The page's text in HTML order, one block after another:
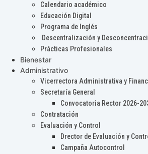
Calendario académico
Educación Digital
Programa de Inglés
Descentralización y
Prácticas Profesionales
Bienestar
Administrativo
Vicerrectora Administrativa y
Secretaría General
Convocatoria Rector 2026-
Contratación
Evaluación y Control
Drector de Evaluación y
Campaña Autocontrol